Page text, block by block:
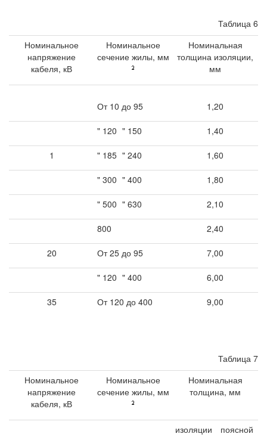
Таблица 6
Номинальное
напряжение
кабеля, кВ
Номинальное
сечение жилы, мм
Номинальная
толщина изоляции,
мм
От 10 до 95 1,20
" 120 " 150 1,40
1 " 185 " 240 1,60
" 300 " 400 1,80
" 500 " 630 2,10
800 2,40
20 От 25 до 95 7,00
" 120 " 400 6,00
35 От 120 до 400 9,00
Таблица 7
Номинальное
напряжение
кабеля, кВ
Номинальное
сечение жилы, мм
Номинальная
толщина, мм
изоляции
поясной